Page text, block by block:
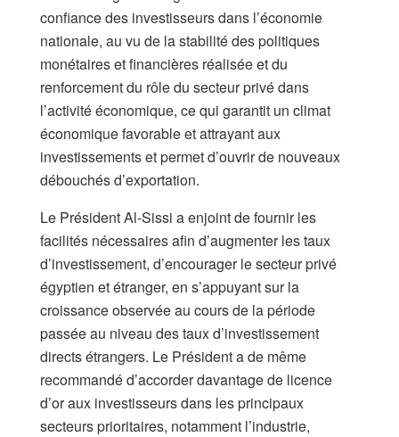
confiance des investisseurs dans l’économie
nationale, au vu de la stabilité des politiques
monétaires et financières réalisée et du
renforcement du rôle du secteur privé dans
l’activité économique, ce qui garantit un climat
économique favorable et attrayant aux
investissements et permet d’ouvrir de nouveaux
débouchés d’exportation.
Le Président Al-Sissi a enjoint de fournir les
facilités nécessaires afin d’augmenter les taux
d’investissement, d’encourager le secteur privé
égyptien et étranger, en s’appuyant sur la
croissance observée au cours de la période
passée au niveau des taux d’investissement
directs étrangers. Le Président a de même
recommandé d’accorder davantage de licence
d’or aux investisseurs dans les principaux
secteurs prioritaires, notamment l’industrie,